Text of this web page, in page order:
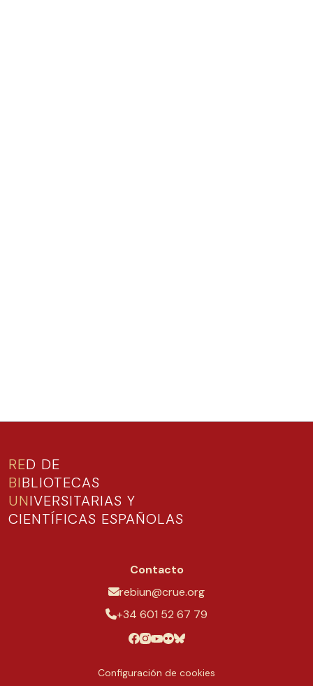
RED DE
BIBLIOTECAS
UNIVERSITARIAS Y
CIENTÍFICAS ESPAÑOLAS
Contacto
rebiun@crue.org
+34 601 52 67 79
Configuración de cookies